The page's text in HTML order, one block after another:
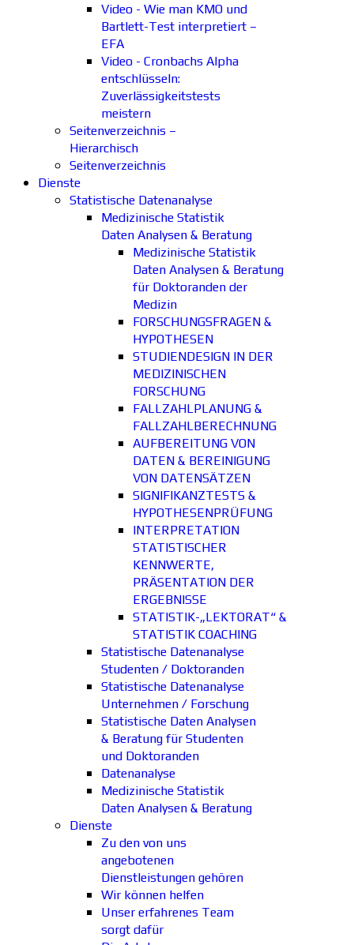
Video - Wie man KMO und
Bartlett-Test interpretiert –
EFA
Video - Cronbachs Alpha
entschlüsseln:
Zuverlässigkeitstests
meistern
Seitenverzeichnis –
Hierarchisch
Seitenverzeichnis
Dienste
Statistische Datenanalyse
Medizinische Statistik
Daten Analysen & Beratung
Medizinische Statistik
Daten Analysen & Beratung
für Doktoranden der
Medizin
FORSCHUNGSFRAGEN &
HYPOTHESEN
STUDIENDESIGN IN DER
MEDIZINISCHEN
FORSCHUNG
FALLZAHLPLANUNG &
FALLZAHLBERECHNUNG
AUFBEREITUNG VON
DATEN & BEREINIGUNG
VON DATENSÄTZEN
SIGNIFIKANZTESTS &
HYPOTHESENPRÜFUNG
INTERPRETATION
STATISTISCHER
KENNWERTE,
PRÄSENTATION DER
ERGEBNISSE
STATISTIK-„LEKTORAT“ &
STATISTIK COACHING
Statistische Datenanalyse
Studenten / Doktoranden
Statistische Datenanalyse
Unternehmen / Forschung
Statistische Daten Analysen
& Beratung für Studenten
und Doktoranden
Datenanalyse
Medizinische Statistik
Daten Analysen & Beratung
Dienste
Zu den von uns
angebotenen
Dienstleistungen gehören
Wir können helfen
Unser erfahrenes Team
sorgt dafür